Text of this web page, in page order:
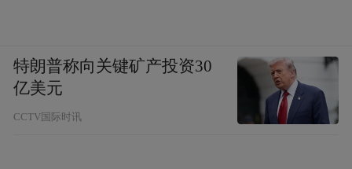
特朗普称向关键矿产投资30
亿美元
CCTV国际时讯